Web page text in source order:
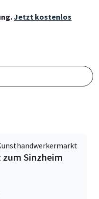
Jetzt kostenlos
Sinzheim